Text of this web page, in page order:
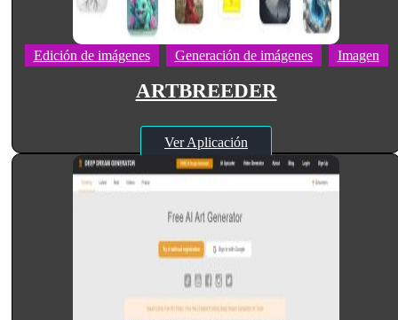
Edición de imágenes Generación de imágenes Imagen
ARTBREEDER
Ver Aplicación